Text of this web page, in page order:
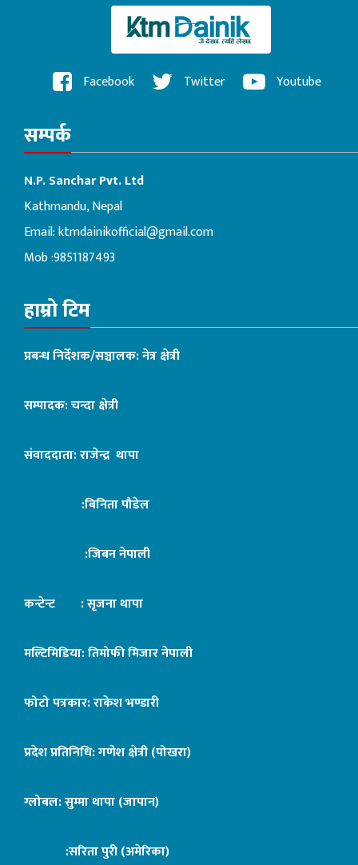
Facebook Twitter Youtube
सम्पर्क
N.P. Sanchar Pvt. Ltd
Kathmandu, Nepal
Email:ktmdainikofficial@gmail.com
Mob :9851187493
हाम्रो टिम
प्रबन्ध निर्देशक/सञ्चालक: नेत्र क्षेत्री
सम्पादक: चन्दा क्षेत्री
संवाददाता: राजेन्द्र थापा
:बिनिता पौडेल
:जिबन नेपाली
कन्टेन्ट : सृजना थापा
मल्टिमिडिया: तिमोफी मिजार नेपाली
फोटो पत्रकार: राकेश भण्डारी
प्रदेश प्रतिनिधि: गणेश क्षेत्री (पोखरा)
ग्लोबल: सुम्मा थापा (जापान)
:सरिता पुरी (अमेरिका)